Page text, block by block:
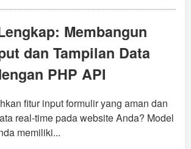
Membangun
dan Tampilan Data
PHP API
fitur input formulir yang aman dan
real-time pada website Anda? Model
memiliki...